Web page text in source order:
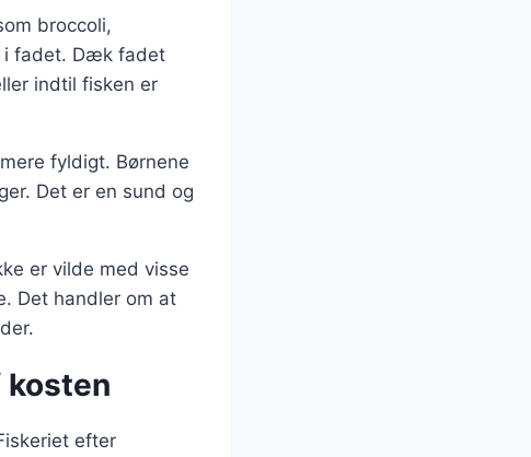
broccoli,
i fadet. Dæk fadet
indtil fisken er
fyldigt. Børnene
Det er en sund og
er vilde med visse
Det handler om at
kosten
efter